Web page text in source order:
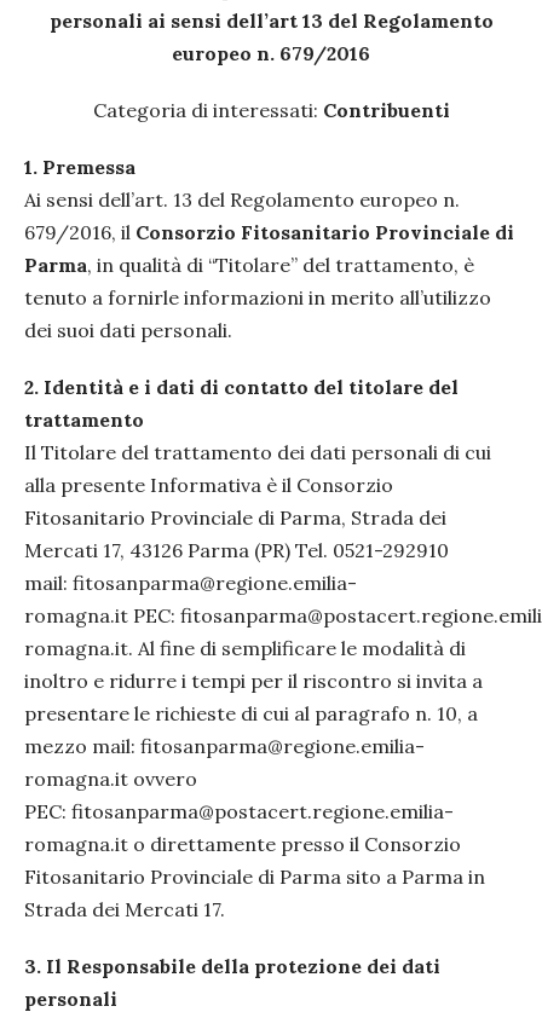
personali ai sensi dell’art 13 del Regolamento
europeo n. 679/2016
Categoria di interessati: Contribuenti
1. Premessa
Ai sensi dell’art. 13 del Regolamento europeo n.
679/2016, il Consorzio Fitosanitario Provinciale di
Parma, in qualità di “Titolare” del trattamento, è
tenuto a fornirle informazioni in merito all’utilizzo
dei suoi dati personali.
2. Identità e i dati di contatto del titolare del
trattamento
Il Titolare del trattamento dei dati personali di cui
alla presente Informativa è il Consorzio
Fitosanitario Provinciale di Parma, Strada dei
Mercati 17, 43126 Parma (PR) Tel. 0521-292910
mail: fitosanparma@regione.emilia-
romagna.it PEC:
romagna.it. Al fine di semplificare le modalità di
inoltro e ridurre i tempi per il riscontro si invita a
presentare le richieste di cui al paragrafo n. 10, a
mezzo mail: fitosanparma@regione.emilia-
romagna.it ovvero
PEC: fitosanparma@postacert.regione.emilia-
romagna.it o direttamente presso il Consorzio
Fitosanitario Provinciale di Parma sito a Parma in
Strada dei Mercati 17.
3. Il Responsabile della protezione dei dati
personali